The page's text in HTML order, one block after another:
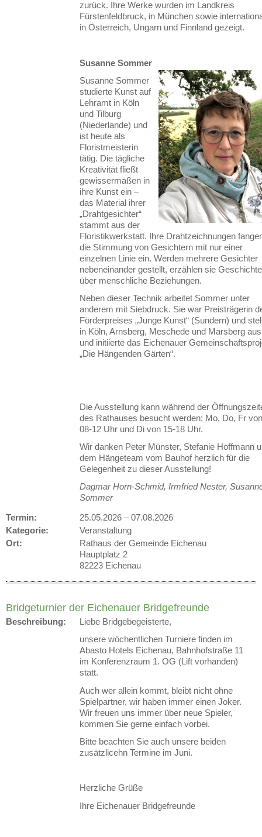
zurück. Ihre Werke wurden im Landkreis
Fürstenfeldbruck, in München sowie
in Österreich, Ungarn und Finnland gezeigt.
Susanne Sommer
Susanne Sommer
studierte Kunst auf
Lehramt in Köln
und Tilburg
(Niederlande) und
ist heute als
Floristmeisterin
tätig. Die tägliche
Kreativität fließt
gewissermaßen in
ihre Kunst ein –
das Material ihrer
„Drahtgesichter“
stammt aus der
Floristikwerkstatt. Ihre Drahtzeichnungen
die Stimmung von Gesichtern mit nur einer
einzelnen Linie ein. Werden mehrere Gesichter
nebeneinander gestellt, erzählen sie
über menschliche Beziehungen.
Neben dieser Technik arbeitet Sommer unter
anderem mit Siebdruck. Sie war Preisträgerin
Förderpreises „Junge Kunst“ (Sundern) und
in Köln, Arnsberg, Meschede und Marsberg aus
und initiierte das Eichenauer
„Die Hängenden Gärten“.
Die Ausstellung kann während der
des Rathauses besucht werden: Mo, Do, Fr von
08-12 Uhr und Di von 15-18 Uhr.
Wir danken Peter Münster, Stefanie Hoffmann
dem Hängeteam vom Bauhof herzlich für die
Gelegenheit zu dieser Ausstellung!
Dagmar Horn-Schmid, Irmfried Nester,
Sommer
Termin:
25.05.2026 –07.08.2026
Kategorie:
Veranstaltung
Ort:
Rathaus der Gemeinde Eichenau
Hauptplatz 2
82223 Eichenau
Bridgeturnier der Eichenauer Bridgefreunde
Beschreibung:
Liebe Bridgebegeisterte,
unsere wöchentlichen Turniere finden im
Abasto Hotels Eichenau, Bahnhofstraße 11
im Konferenzraum 1. OG (Lift vorhanden)
statt.
Auch wer allein kommt, bleibt nicht ohne
Spielpartner, wir haben immer einen Joker.
Wir freuen uns immer über neue Spieler,
kommen Sie gerne einfach vorbei.
Bitte beachten Sie auch unsere beiden
zusätzlicehn Termine im Juni.
Herzliche Grüße
Ihre Eichenauer Bridgefreunde